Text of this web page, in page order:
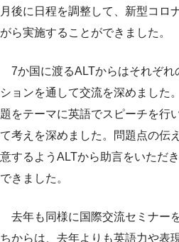
月後に日程を調整して、新型コロ
がら実施することができました。
7か国に渡るALTからはそれぞれ
ションを通して交流を深めました
題をテーマに英語でスピーチを行
て考えを深めました。問題点の伝
意するようALTから助言をいただ
できました。
去年も同様に国際交流セミナー
ちからは、去年よりも英語力や表